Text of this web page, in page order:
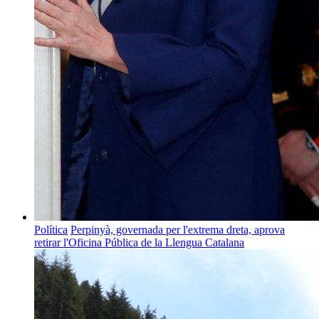
Política Perpinyà, governada per l'extrema dreta, aprova
retirar l'Oficina Pública de la Llengua Catalana